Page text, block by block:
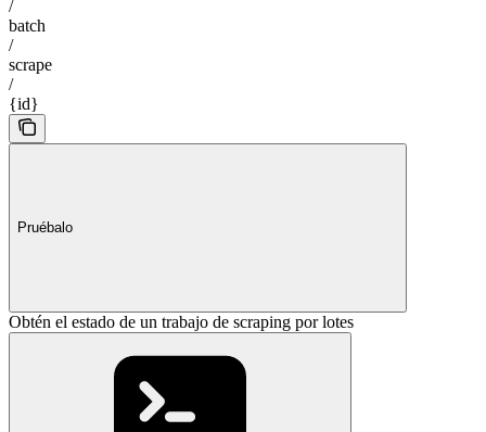
/
batch
/
scrape
/
{id}
Pruébalo
Obtén el estado de un trabajo de scraping por lotes